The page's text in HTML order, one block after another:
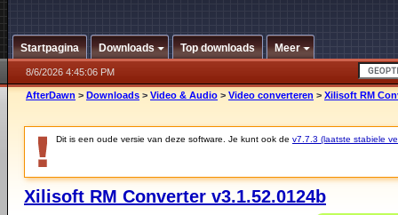
Startpagina Downloads Top downloads Meer
8/6/2026 4:45:06 PM
AfterDawn > Downloads > Video & Audio > Video converteren > Xilisoft RM
Dit is een oude versie van deze software. Je kunt ook de v7.7.3 (laatste stabiele
Xilisoft RM Converter v3.1.52.0124b